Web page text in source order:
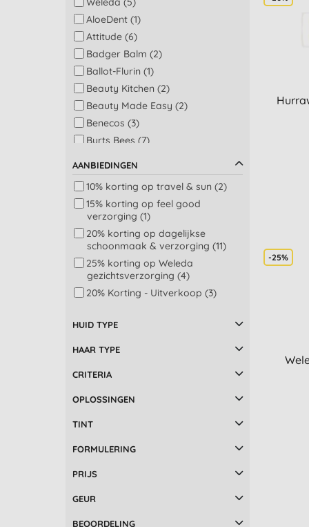
-25%
Dagcrème (1)
Gezicht behandeling (1)
Haarmasker en
haarbehandeling (1)
Hand en nagel verzorging (1)
Lipgloss (1)
Verlichting bij pijn (1)
AloeDent (1)
Attitude (6)
Badger Balm (2)
Ballot-Flurin (1)
Beauty Kitchen (2)
Beauty Made Easy (2)
Benecos (3)
Burts Bees (7)
Dr Organic (12)
Egyptian Magic (3)
Eubiona (2)
Fair Squared (1)
Goats of the Gorge (3)
Hurraw (28)
Odylique (2)
The Lekker Company (5)
UpCircle (1)
Yes To (1)
AANBIEDINGEN
10% korting op travel & sun (2)
15% korting op feel good
verzorging (1)
20% korting op dagelijkse
schoonmaak & verzorging (11)
25% korting op Weleda
gezichtsverzorging (4)
20% Korting - Uitverkoop (3)
HUID TYPE
HAAR TYPE
CRITERIA
OPLOSSINGEN
TINT
FORMULERING
PRIJS
GEUR
BEOORDELING